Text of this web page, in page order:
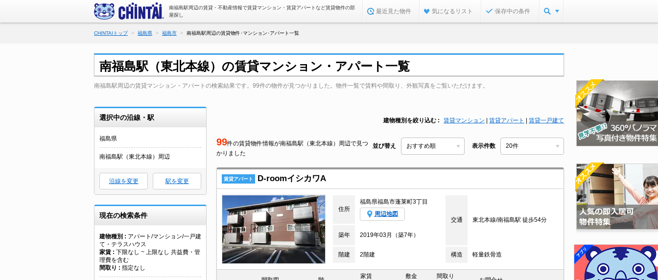
南福島駅周辺の賃貸・不動産情報で賃貸マンション・賃貸アパートなど賃貸物件の部
屋探し
最近見た物件 気になるリスト 保存中の条件
CHINTAIトップ 福島県 福島市 南福島駅周辺の賃貸物件･マンション･アパート一覧
南福島駅（東北本線）の賃貸マンション・アパート一覧
南福島駅周辺の賃貸マンション・アパートの検索結果です。99件の物件が見つかりました。物件一覧で賃料や間取り、外観写真をご覧いただけます。
選択中の沿線・駅
福島県
南福島駅（東北本線）周辺
沿線を変更 駅を変更
現在の検索条件
建物種別
アパート/マンション/一戸建
て・テラスハウス
家賃
下限なし ~ 上限なし 共益費・管
理費を含む
間取り
指定なし
建物種別を絞り込む 賃貸マンション 賃貸アパート 賃貸一戸建て
99件の賃貸物件情報が南福島駅（東北本線）周辺で見つ
かりました
並び替え 表示件数
賃貸アパート D-roomイシカワA
住所
福島県福島市蓬莱町3丁目
周辺地図
交通
東北本線/南福島駅 徒歩54分
築年 2019年03月（築7年）
階建 2階建 構造 軽量鉄骨造
家賃
敷金
間取り